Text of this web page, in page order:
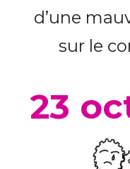
d’une
sur le
23